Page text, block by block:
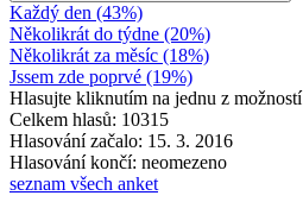
Každý den (43%)
Několikrát do týdne (20%)
Několikrát za měsíc (18%)
Jssem zde poprvé (19%)
Hlasujte kliknutím na jednu z možností
Celkem hlasů: 10315
Hlasování začalo: 15. 3. 2016
Hlasování končí: neomezeno
seznam všech anket